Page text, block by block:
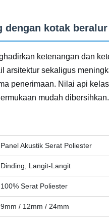
kotak
ketenangan dan
arsitektur sekaligus
penerimaan. Nilai api
mudah dibersihkan.
Panel Akustik Serat Poliester
Dinding, Langit-Langit
100% Serat Poliester
9mm / 12mm / 24mm